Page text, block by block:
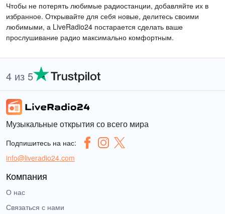
Чтобы не потерять любимые радиостанции, добавляйте их в
избранное. Открывайте для себя новые, делитесь своими
любимыми, а LiveRadio24 постарается сделать ваше
прослушивание радио максимально комфортным.
4 из 5
Музыкальные открытия со всего мира
Подпишитесь на нас:
info@liveradio24.com
Компания
О нас
Связаться с нами